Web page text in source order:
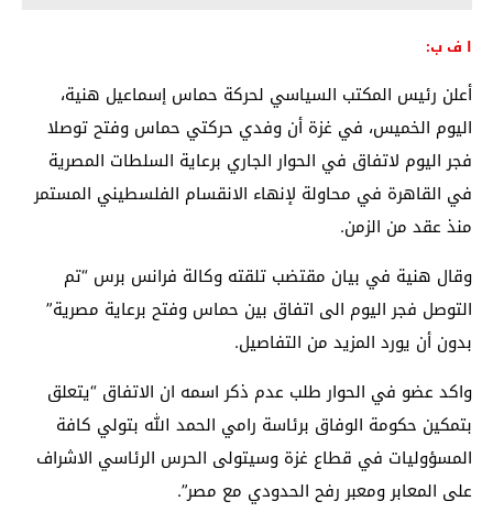
ا ف ب:
أعلن رئيس المكتب السياسي لحركة حماس إسماعيل هنية،
اليوم الخميس، في غزة أن وفدي حركتي حماس وفتح توصلا
فجر اليوم لاتفاق في الحوار الجاري برعاية السلطات المصرية
في القاهرة في محاولة لإنهاء الانقسام الفلسطيني المستمر
منذ عقد من الزمن.
وقال هنية في بيان مقتضب تلقته وكالة فرانس برس “تم
التوصل فجر اليوم الى اتفاق بين حماس وفتح برعاية مصرية”
بدون أن يورد المزيد من التفاصيل.
واكد عضو في الحوار طلب عدم ذكر اسمه ان الاتفاق “يتعلق
بتمكين حكومة الوفاق برئاسة رامي الحمد الله بتولي كافة
المسؤوليات في قطاع غزة وسيتولى الحرس الرئاسي الاشراف
على المعابر ومعبر رفح الحدودي مع مصر”.